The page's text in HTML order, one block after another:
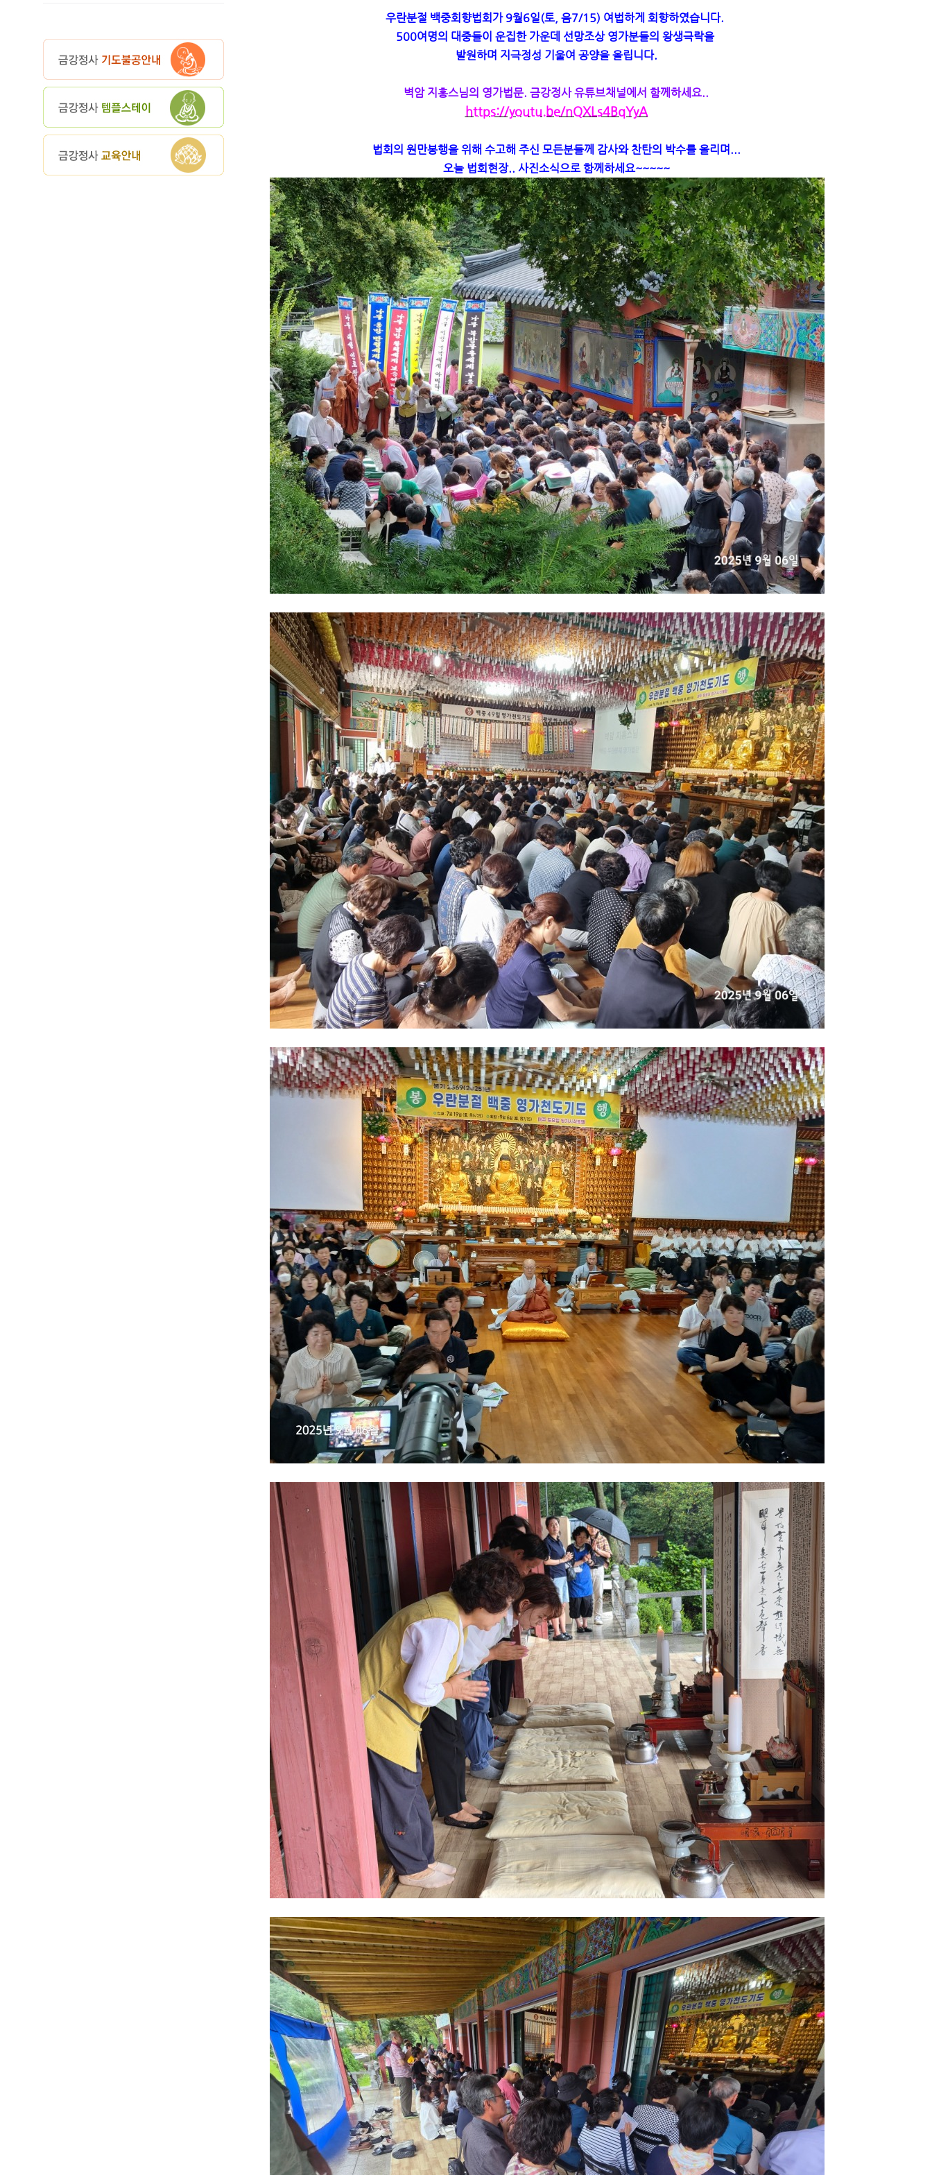
우란분절 백중회향법회가 9월6일(토, 음7/15) 여법하게 회향하였습니다.
500여명의 대중들이 운집한 가운데 선망조상 영가분들의 왕생극락을
발원하며 지극정성 기울여 공양을 올립니다.
벽암 지홍스님의 영가법문. 금강정사 유튜브채널에서 함께하세요..
https://youtu.be/nQXLs4BqYyA
법회의 원만봉행을 위해 수고해 주신 모든분들께 감사와 찬탄의 박수를 올리며...
오늘 법회현장.. 사진소식으로 함께하세요~~~~~